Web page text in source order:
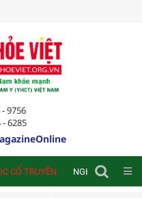
- 9756
- 6285
CỔ TRUYỀN NGHIÊN CỨU